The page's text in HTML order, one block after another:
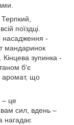
поїздці.
насадження -
мандаринок
Кінцева зупинка -
б'є
аромат, що
– це
сил, вдень –
нагадає